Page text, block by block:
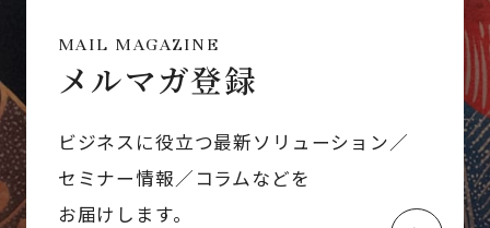
MAIL MAGAZINE
メルマガ登録
ビジネスに役立つ最新ソリューション／
セミナー情報／コラムなどを
お届けします。